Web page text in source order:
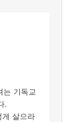
는 기독교
.
게 살으라